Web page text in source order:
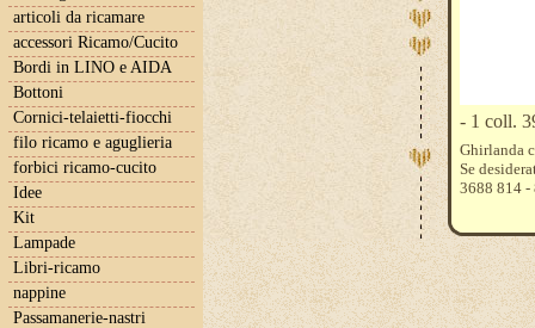
articoli da ricamare
accessori Ricamo/Cucito
Bordi in LINO e AIDA
Bottoni
Cornici-telaietti-fiocchi
filo ricamo e aguglieria
forbici ricamo-cucito
Idee
Kit
Lampade
Libri-ricamo
nappine
Passamanerie-nastri
- 1 coll.
Ghirlanda
Se
3688 814 -